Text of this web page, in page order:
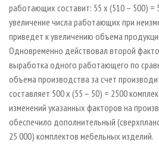
работающих составит: 55 х (510 – 500) =
увеличение числа работающих при
приведет к увеличению объема
Одновременно действовал второй
выработка одного работающего по
объема производства за счет
составляет 500 х (55 – 50) = 2500
изменений указанных факторов на
обеспечило дополнительный
25 000) комплектов мебельных изделий.